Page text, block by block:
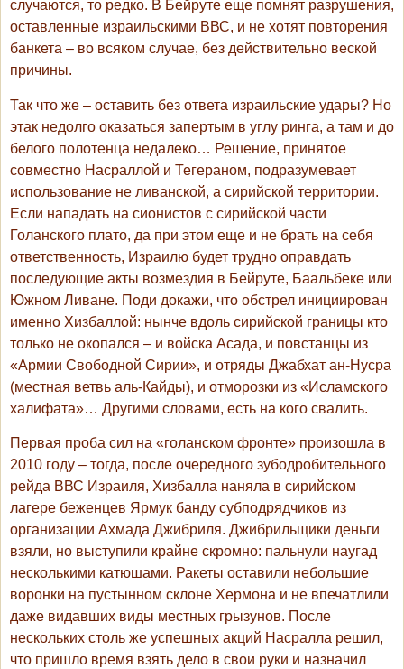
случаются, то редко. В Бейруте еще помнят разрушения,
оставленные израильскими ВВС, и не хотят повторения
банкета – во всяком случае, без действительно веской
причины.
Так что же – оставить без ответа израильские удары? Но
этак недолго оказаться запертым в углу ринга, а там и до
белого полотенца недалеко… Решение, принятое
совместно Насраллой и Тегераном, подразумевает
использование не ливанской, а сирийской территории.
Если нападать на сионистов с сирийской части
Голанского плато, да при этом еще и не брать на себя
ответственность, Израилю будет трудно оправдать
последующие акты возмездия в Бейруте, Баальбеке или
Южном Ливане. Поди докажи, что обстрел инициирован
именно Хизбаллой: нынче вдоль сирийской границы кто
только не окопался – и войска Асада, и повстанцы из
«Армии Свободной Сирии», и отряды Джабхат ан-Нусра
(местная ветвь аль-Кайды), и отморозки из «Исламского
халифата»… Другими словами, есть на кого свалить.
Первая проба сил на «голанском фронте» произошла в
2010 году – тогда, после очередного зубодробительного
рейда ВВС Израиля, Хизбалла наняла в сирийском
лагере беженцев Ярмук банду субподрядчиков из
организации Ахмада Джибриля. Джибрильщики деньги
взяли, но выступили крайне скромно: пальнули наугад
несколькими катюшами. Ракеты оставили небольшие
воронки на пустынном склоне Хермона и не впечатлили
даже видавших виды местных грызунов. После
нескольких столь же успешных акций Насралла решил,
что пришло время взять дело в свои руки и назначил